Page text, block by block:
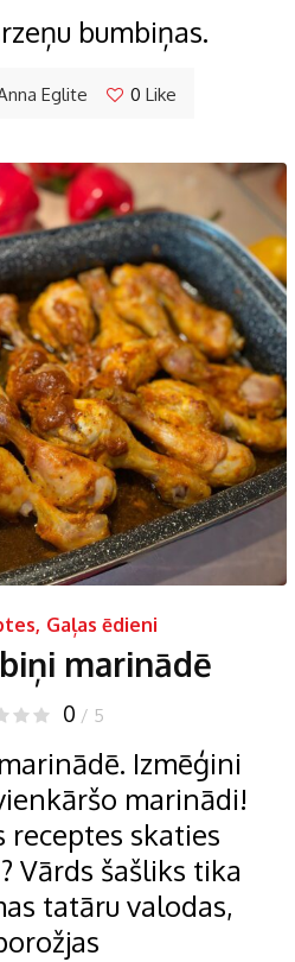
bumbiņas.
Eglite 0 Like
, Gaļas ēdieni
marinādē
0 / 5
Izmēģini
marinādi!
receptes skaties
Vārds šašliks tika
tatāru valodas,